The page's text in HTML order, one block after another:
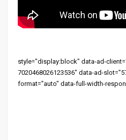
style="display:block" data-ad-
7020468026123536" data-ad-
format="auto" data-full-width-